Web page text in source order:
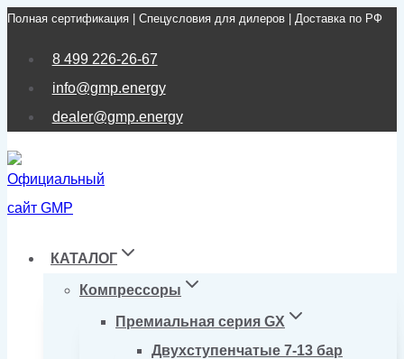
Перейти
Полная сертификация | Спецусловия для дилеров | Доставка по РФ
8 499 226-26-67
info@gmp.energy
dealer@gmp.energy
КАТАЛОГ
Компрессоры
Премиальная серия GX
Двухступенчатые 7-13 бар